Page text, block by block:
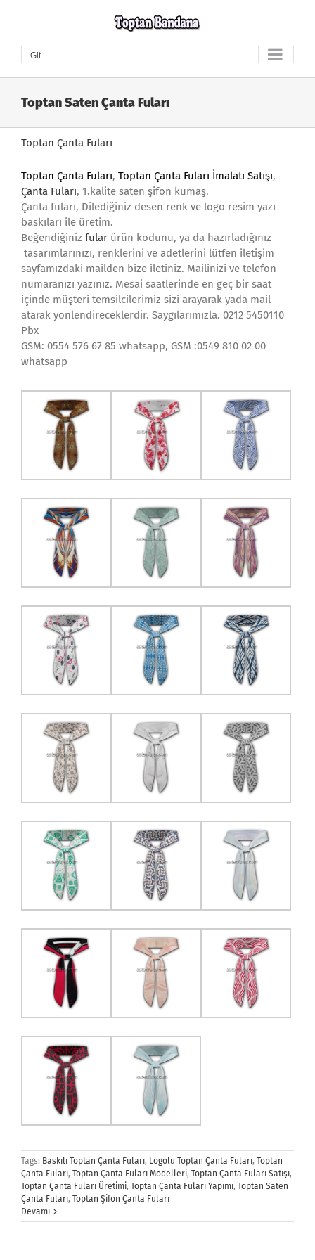
Git...
Toptan Saten Çanta Fuları
Toptan Çanta Fuları
Toptan Çanta Fuları, Toptan Çanta Fuları İmalatı Satışı,
Çanta Fuları, 1.kalite saten şifon kumaş.
Çanta fuları, Dilediğiniz desen renk ve logo resim yazı
baskıları ile üretim.
Beğendiğiniz fular ürün kodunu, ya da hazırladığınız
tasarımlarınızı, renklerini ve adetlerini lütfen iletişim
sayfamızdaki mailden bize iletiniz. Mailinizi ve telefon
numaranızı yazınız. Mesai saatlerinde en geç bir saat
içinde müşteri temsilcilerimiz sizi arayarak yada mail
atarak yönlendireceklerdir. Saygılarımızla. 0212 5450110
Pbx
GSM: 0554 576 67 85 whatsapp, GSM :0549 810 02 00
whatsapp
Tags: Baskılı Toptan Çanta Fuları, Logolu Toptan Çanta Fuları, Toptan
Çanta Fuları, Toptan Çanta Fuları Modelleri, Toptan Çanta Fuları Satışı,
Toptan Çanta Fuları Üretimi, Toptan Çanta Fuları Yapımı, Toptan Saten
Çanta Fuları, Toptan Şifon Çanta Fuları
Devamı